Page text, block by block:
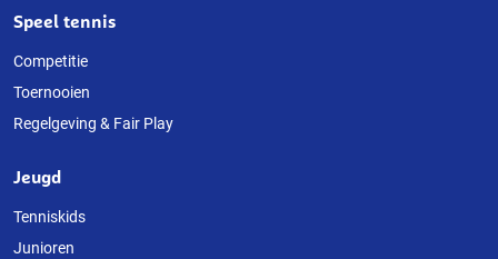
Speel tennis
Competitie
Toernooien
Regelgeving & Fair Play
Jeugd
Tenniskids
Junioren